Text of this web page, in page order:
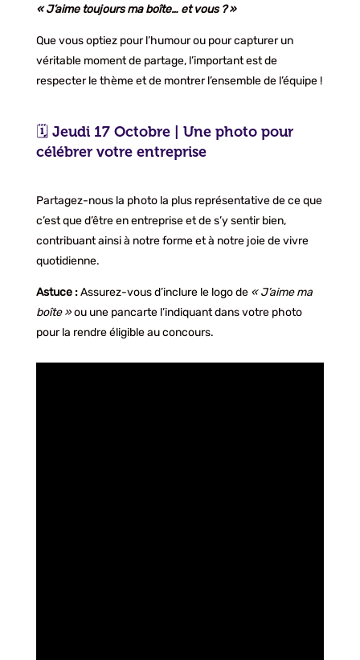
« J’aime toujours ma boîte… et vous ? »
Que vous optiez pour l’humour ou pour capturer un
véritable moment de partage, l’important est de
respecter le thème et de montrer l’ensemble de l’équipe !
🗓️ Jeudi 17 Octobre | Une photo pour
célébrer votre entreprise
Partagez-nous la photo la plus représentative de ce que
c’est que d’être en entreprise et de s’y sentir bien,
contribuant ainsi à notre forme et à notre joie de vivre
quotidienne.
Astuce :Assurez-vous d’inclure le logo de « J’aime ma
boîte »ou une pancarte l’indiquant dans votre photo
pour la rendre éligible au concours.